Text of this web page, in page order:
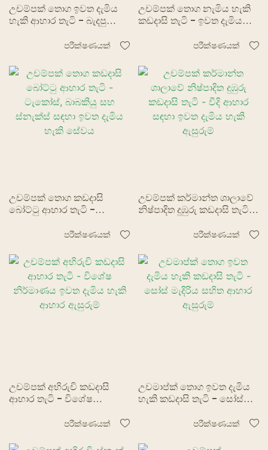
උචම්පක් තොග ඉවත දැමිය
හැකි ආහාර තැටි - බැදපු
පරීක්ෂණයක්
උචම්පක් තොග නැමිය හැකි
කඩදාසි තැටි - ඉවත දැමිය
පරීක්ෂණයක්
උචම්පක් තොග කඩදාසි
බෝට්ටු ආහාර තැටි -
ස්නැක්ස් සඳහා ඉවත දැමිය
පරීක්ෂණයක්
උචම්පක් කර්මාන්ත ශාලාවේ
නිෂ්පාදිත දුඹුරු කඩදාසි තැටි -
පරීක්ෂණයක්
උචම්පක් අභිරුචි කඩදාසි
ආහාර තැටි - විශේෂ
ආහාර ඇසුරුම්පරීක්ෂණයක්
උචමාප්ක් තොග ඉවත දැමිය
හැකි කඩදාසි තැටි - සෝස්
පරීක්ෂණයක්